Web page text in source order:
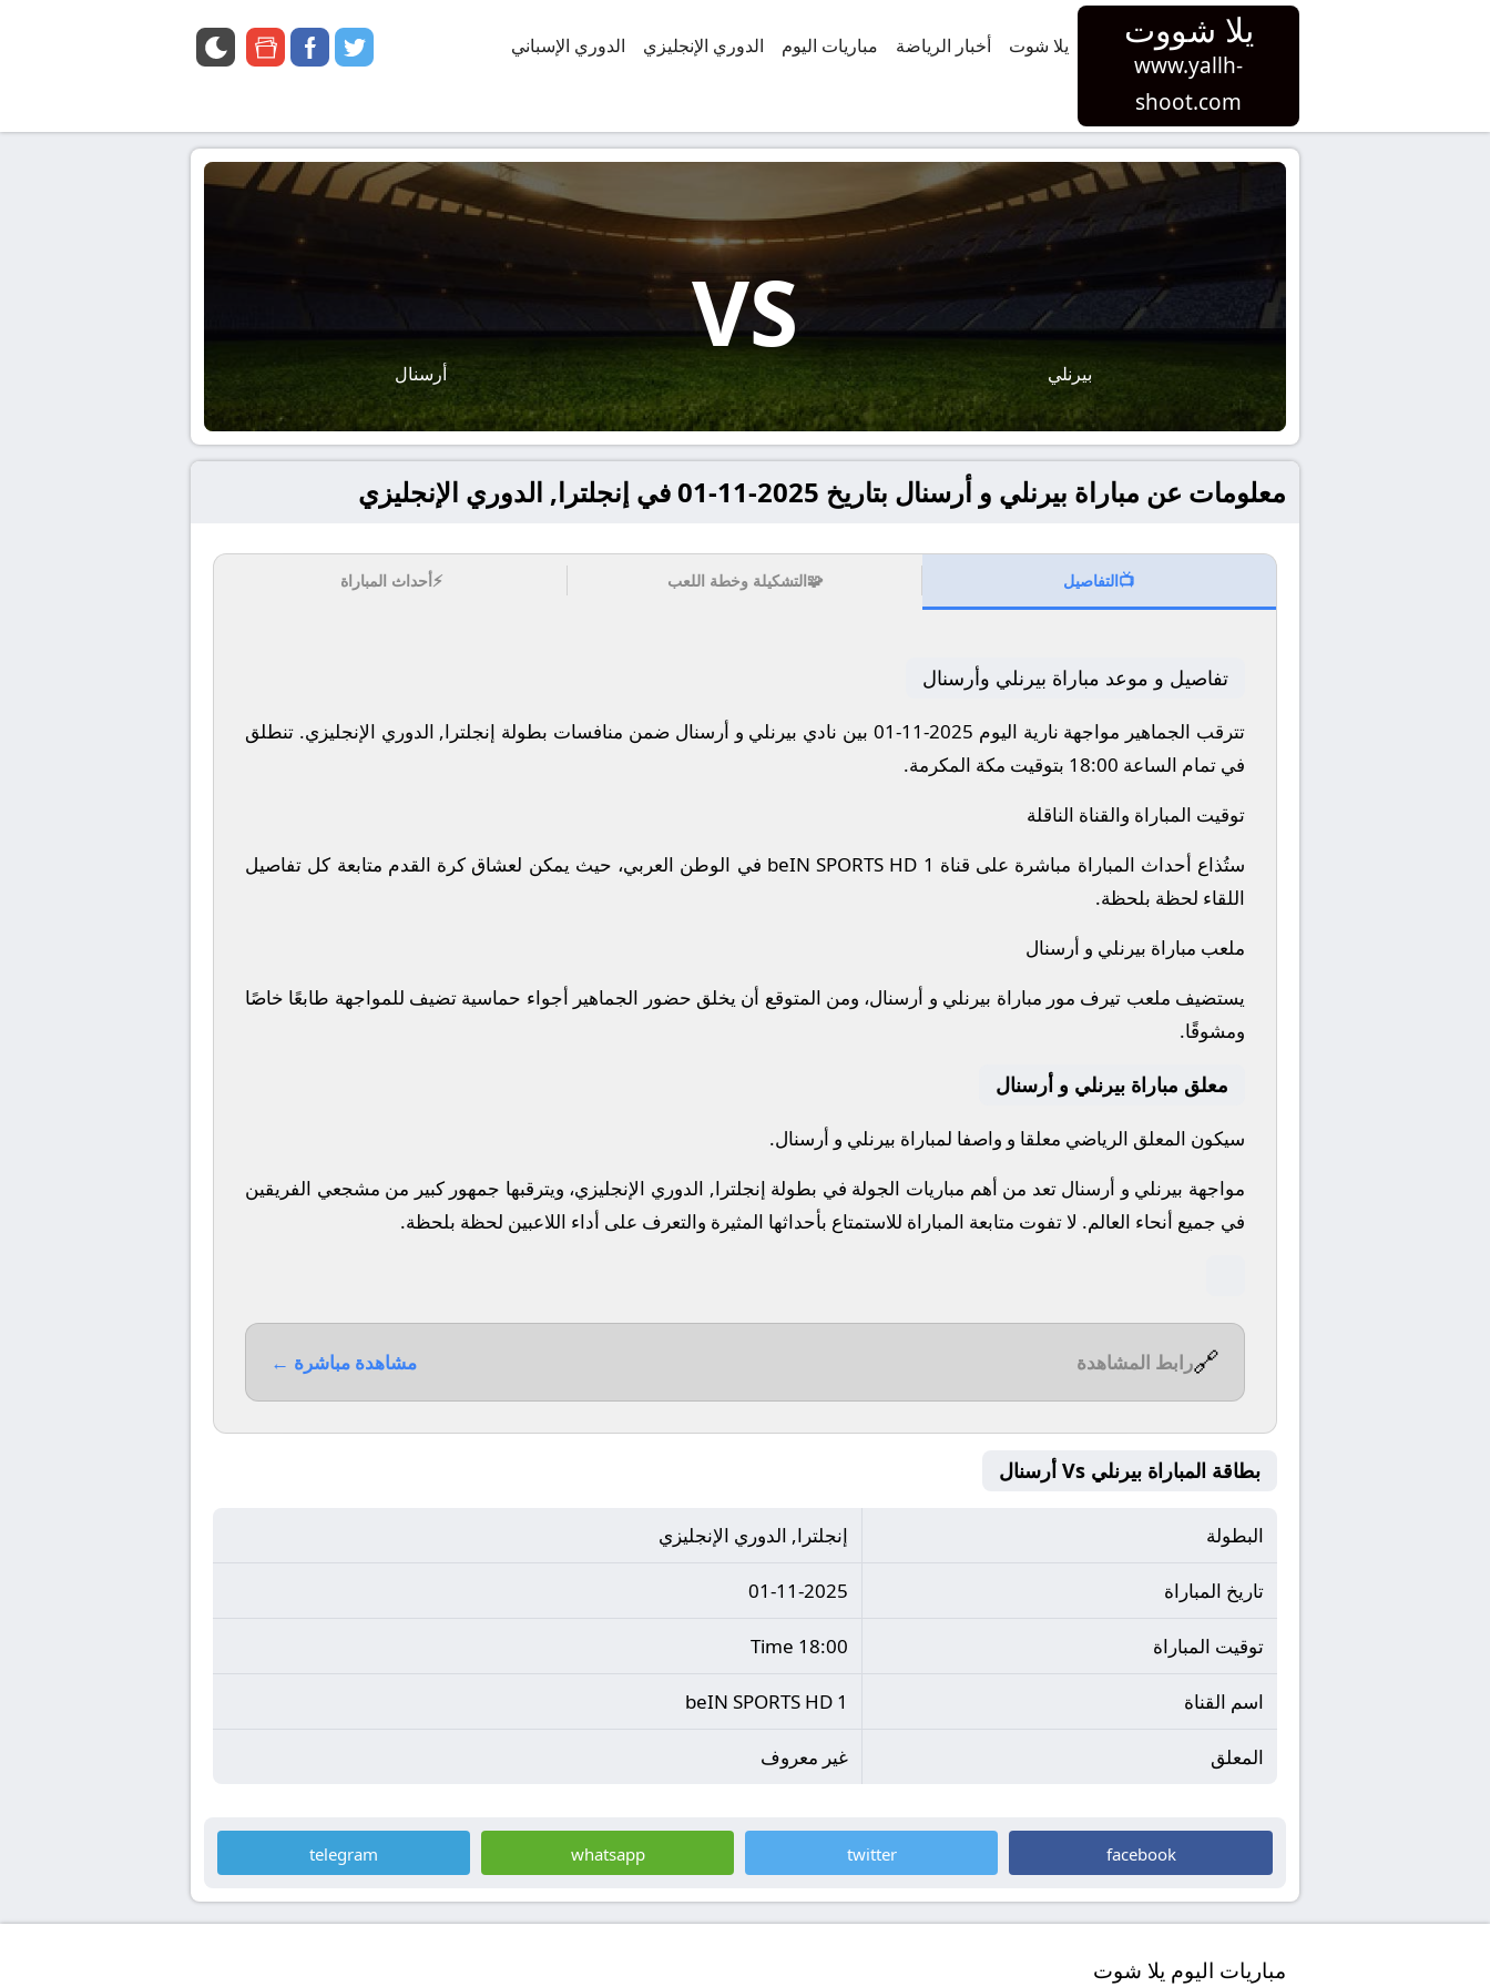
يلا شووت
www.yallh-
shoot.com
يلا شوت أخبار الرياضة مباريات اليوم الدوري الإنجليزي الدوري الإسباني twitter
facebook
google
بيرنلي
VS
أرسنال
معلومات عن مباراة بيرنلي و أرسنال بتاريخ 2025-11-01 في إنجلترا, الدوري الإنجليزي
📺التفاصيل 🧩التشكيلة وخطة اللعب ⚡أحداث المباراة
تفاصيل و موعد مباراة بيرنلي وأرسنال
تترقب الجماهير مواجهة نارية اليوم 2025-11-01 بين نادي بيرنلي و أرسنال ضمن منافسات بطولة إنجلترا, الدوري الإنجليزي.
تنطلق
في تمام الساعة 18:00 بتوقيت مكة المكرمة.
توقيت المباراة والقناة الناقلة
ستُذاع أحداث المباراة مباشرة على قناة beIN SPORTS HD 1 في الوطن العربي، حيث يمكن لعشاق كرة القدم متابعة كل تفاصيل
اللقاء لحظة بلحظة.
ملعب مباراة بيرنلي و أرسنال
يستضيف ملعب تيرف مور مباراة بيرنلي و أرسنال، ومن المتوقع أن يخلق حضور الجماهير أجواء حماسية تضيف للمواجهة طابعًا خاصًا
ومشوقًا.
معلق مباراة بيرنلي و أرسنال
سيكون المعلق الرياضي معلقا و واصفا لمباراة بيرنلي و أرسنال.
مواجهة بيرنلي و أرسنال تعد من أهم مباريات الجولة في بطولة إنجلترا, الدوري الإنجليزي، ويترقبها جمهور كبير من مشجعي الفريقين
في جميع أنحاء العالم. لا تفوت متابعة المباراة للاستمتاع بأحداثها المثيرة والتعرف على أداء اللاعبين لحظة بلحظة.
🔗رابط المشاهدة مشاهدة مباشرة ←
بطاقة المباراة بيرنلي Vs أرسنال
البطولة إنجلترا, الدوري الإنجليزي
تاريخ المباراة 01-11-2025
توقيت المباراة 18:00 Time
اسم القناة beIN SPORTS HD 1
المعلق غير معروف
facebook
twitter
whatsapp
telegram
مباريات اليوم يلا شوت